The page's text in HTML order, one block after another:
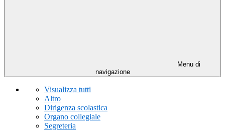
Menu di
navigazione
Visualizza tutti
Altro
Dirigenza scolastica
Organo collegiale
Segreteria